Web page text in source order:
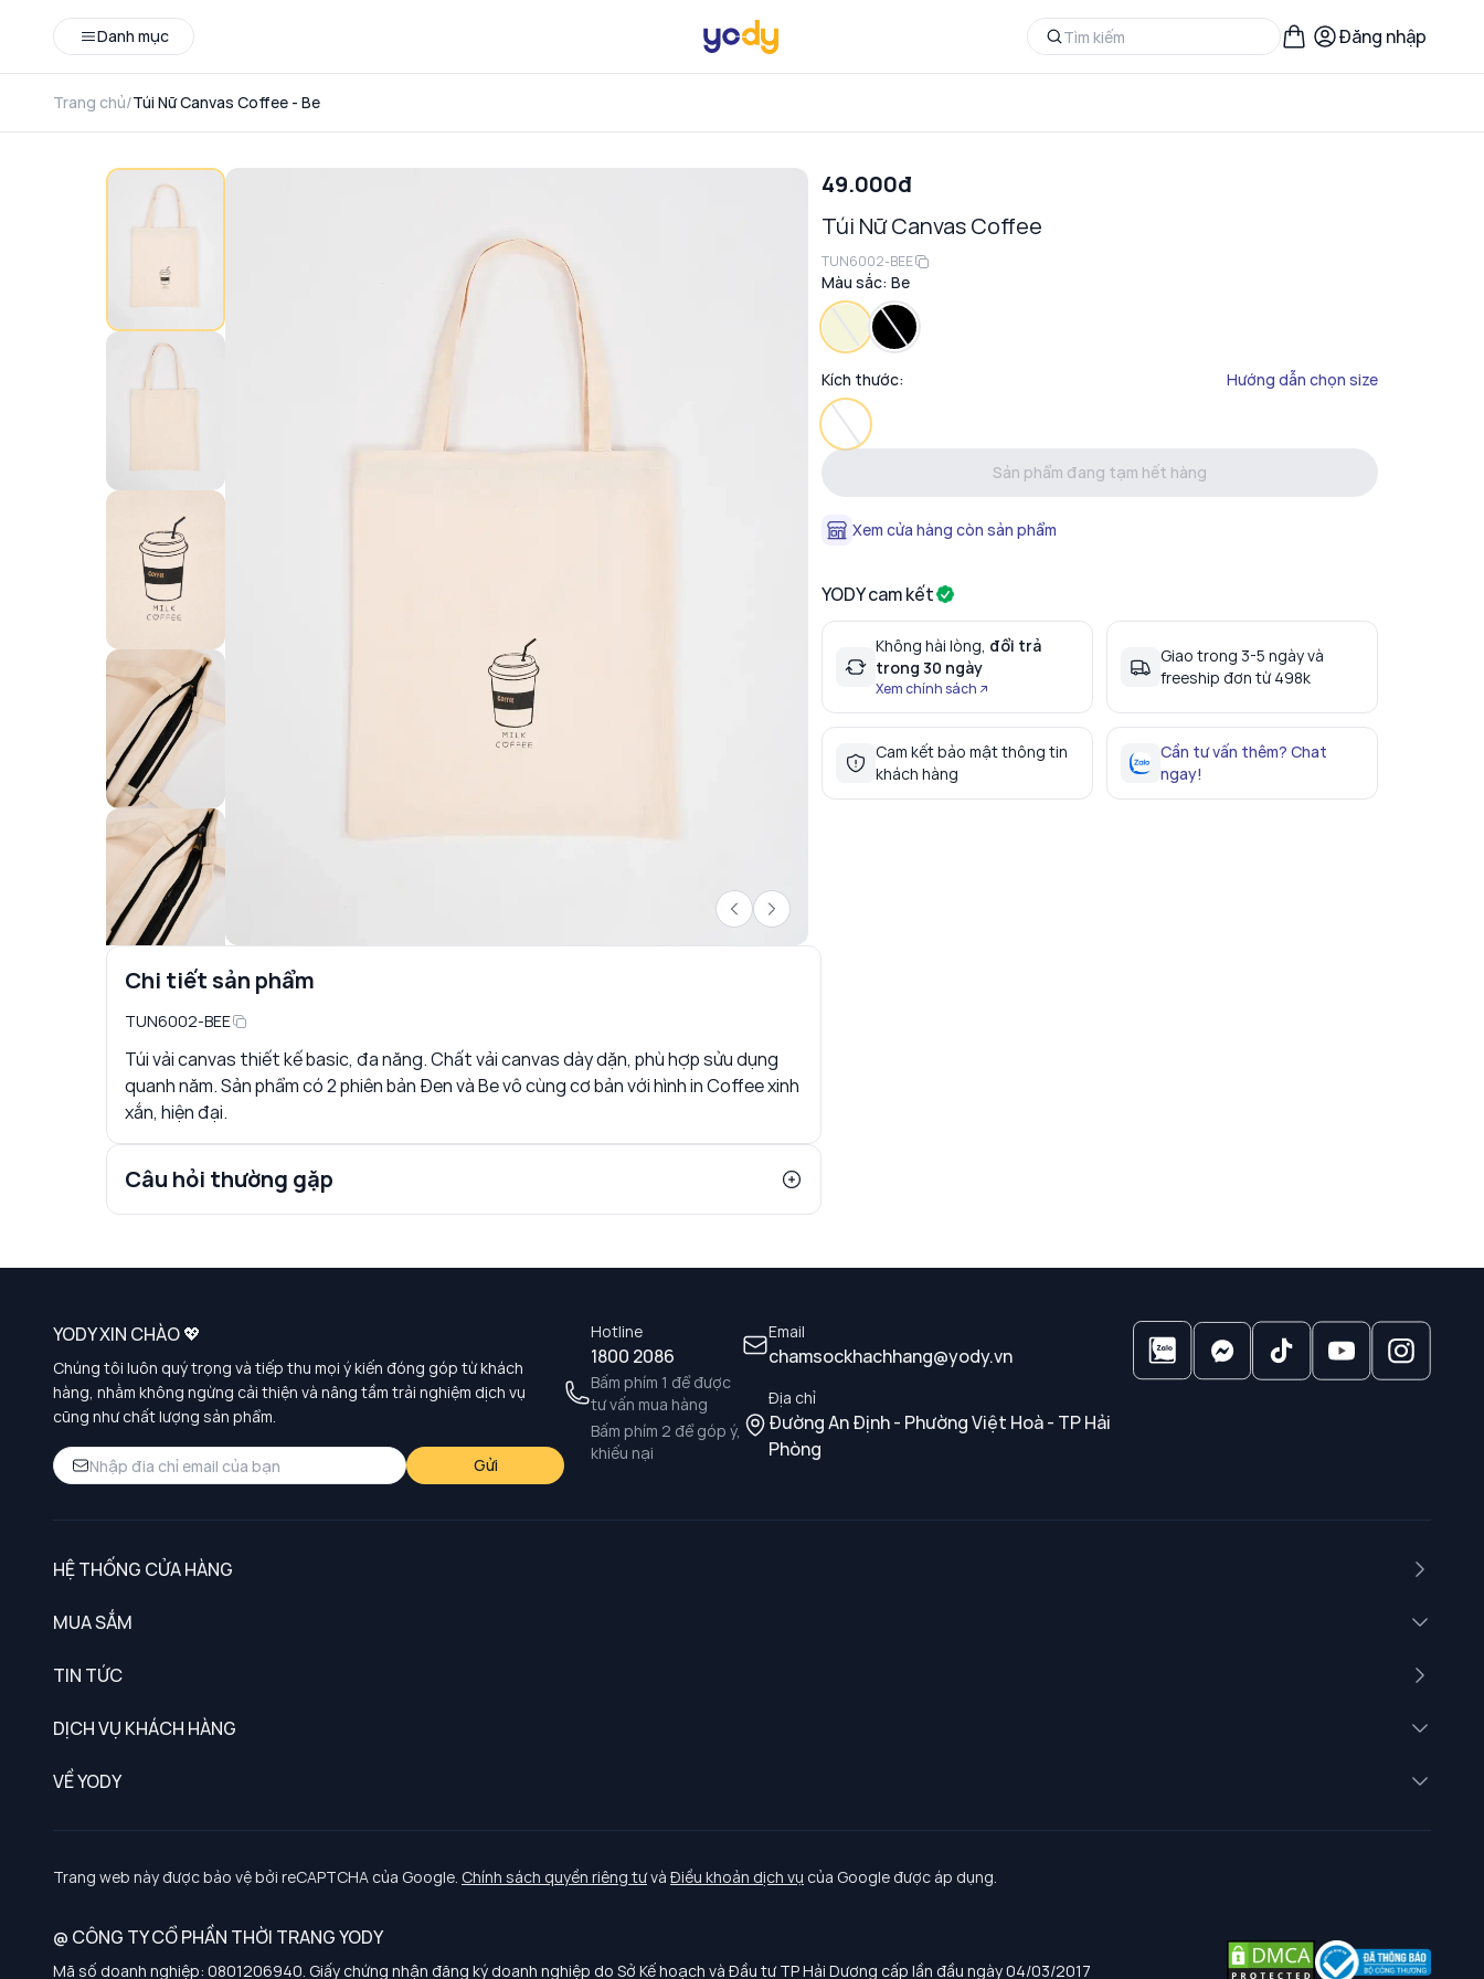
Danh mục Đăng nhập
Trang chủ/Túi Nữ Canvas Coffee - Be
Chi tiết sản phẩm
TUN6002-BEE
Túi vải canvas thiết kế basic, đa năng. Chất vải canvas dày dặn, phù hợp sửu dụng
quanh năm. Sản phẩm có 2 phiên bản Đen và Be vô cùng cơ bản với hình in Coffee xinh
xắn, hiện đại.
Câu hỏi thường gặp
49.000đ
Túi Nữ Canvas Coffee
TUN6002-BEE
Màu sắc: Be
Kích thước: Hướng dẫn chọn size
Sản phẩm đang tạm hết hàng
Xem cửa hàng còn sản phẩm
YODY cam kết
Không hài lòng, đổi trả
trong 30 ngày
Xem chính sách
Giao trong 3-5 ngày và
freeship đơn từ 498k
Cam kết bảo mật thông tin
khách hàng
Cần tư vấn thêm? Chat
ngay!
Hotline
1800 2086
Bấm phím 1 để được
tư vấn mua hàng
Bấm phím 2 để góp ý,
khiếu nại
Email
chamsockhachhang@yody.vn
Địa chỉ
Đường An Định - Phường Việt Hoà - TP Hải
Phòng
YODY XIN CHÀO 💖
Chúng tôi luôn quý trọng và tiếp thu mọi ý kiến đóng góp từ khách
hàng, nhằm không ngừng cải thiện và nâng tầm trải nghiệm dịch vụ
cũng như chất lượng sản phẩm.
Gửi
HỆ THỐNG CỬA HÀNG
MUA SẮM
TIN TỨC
DỊCH VỤ KHÁCH HÀNG
Chính sách khách hàng thân thiết
Chính sách bảo vệ dữ liệu cá nhân
Chính sách thanh toán, giao nhận
Chính sách chất lượng và an toàn sức khoẻ nghề nghiệp
VỀ YODY
Tuyển dụng
Trang web này được bảo vệ bởi reCAPTCHA của Google. Chính sách quyền riêng tưvà Điều khoản dịch vụ của Google được áp dụng.
@ CÔNG TY CỔ PHẦN THỜI TRANG YODY
Mã số doanh nghiệp: 0801206940. Giấy chứng nhận đăng ký doanh nghiệp do Sở Kế hoạch và Đầu tư TP Hải Dương cấp lần đầu ngày 04/03/2017